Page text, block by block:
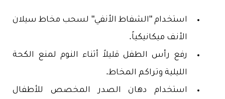
استخدام "الشفاط الأنفي" لسحب مخاط سيلان
الأنف ميكانيكياً.
رفع رأس الطفل قليلاً أثناء النوم لمنع الكحة
الليلية وتراكم المخاط.
استخدام دهان الصدر المخصص للأطفال